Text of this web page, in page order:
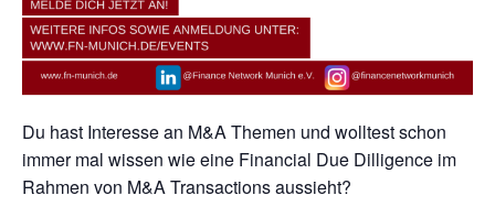
Du hast Interesse an M&A Themen und wolltest schon
immer mal wissen wie eine Financial Due Dilligence im
Rahmen von M&A Transactions aussieht?